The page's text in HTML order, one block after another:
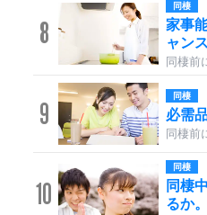
8
同棲
家事
ャンス
同棲前
9
同棲
必需
同棲前
10
同棲
同棲
るか。